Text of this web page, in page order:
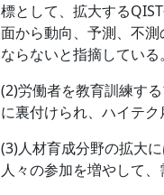
標として、拡大する
面から動向、予測、不
ならないと指摘している。
(2)労働者を教育訓練す
に裏付けられ、ハイテ
(3)人材育成分野の拡大
人々の参加を増やして、